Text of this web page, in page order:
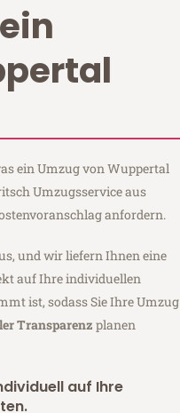
ein Umzug von Wuppertal
Umzugsservice aus
anfordern.
und wir liefern Ihnen eine
auf Ihre individuellen
ist, sodass Sie Ihre Umzug
Transparenz planen
auf Ihre